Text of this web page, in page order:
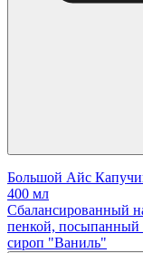
Большой Айс
400 мл
Сбалансированный
пенкой, посыпанный
сироп "Ваниль"